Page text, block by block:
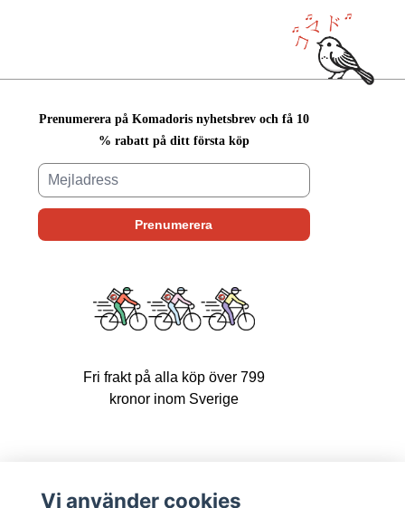
Prenumerera på Komadoris nyhetsbrev och få 10
% rabatt på ditt första köp
Fri frakt på alla köp över 799
kronor inom Sverige
Vi använder cookies